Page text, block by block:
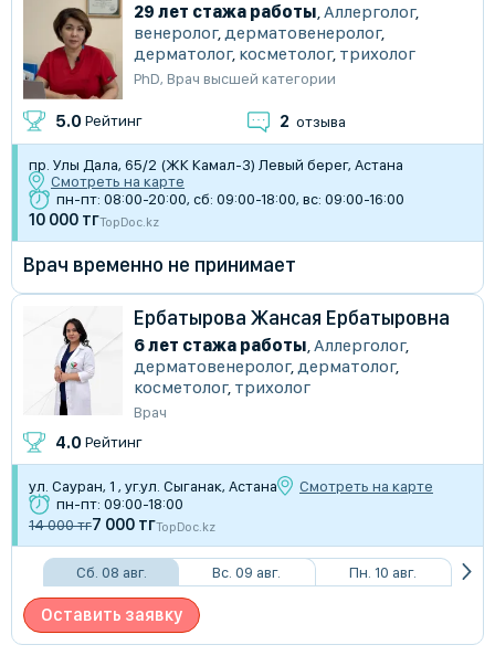
29 лет стажа работы,Аллерголог,
венеролог,дерматовенеролог,
дерматолог, косметолог, трихолог
PhD, Врач высшей категории
5.0 Рейтинг 2 отзыва
пр. Улы Дала, 65/2 (ЖК Камал-3) Левый берег, Астана
Смотреть на карте
пн-пт: 08:00-20:00, сб: 09:00-18:00, вс: 09:00-16:00
10 000 тгTopDoc.kz
Врач временно не принимает
Ербатырова Жансая Ербатыровна
6 лет стажа работы,Аллерголог,
дерматовенеролог,дерматолог,
косметолог, трихолог
Врач
4.0 Рейтинг
ул. Сауран, 1 , уг.ул. Сыганак, Астана
Смотреть на карте
пн-пт: 09:00-18:00
14 000 тг7 000 тгTopDoc.kz
Сб. 08 авг. Вс. 09 авг. Пн. 10 авг.
Оставить заявку